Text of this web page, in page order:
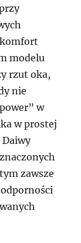
modelu
rzut oka,
nie
w
w prostej
Daiwy
zawsze